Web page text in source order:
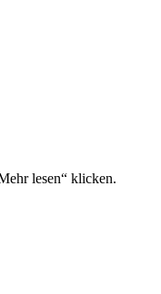
lesen“ klicken.